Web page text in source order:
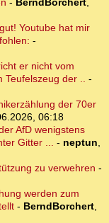
- BerndBorchert,
Youtube hat mir
-
er nicht vom
Teufelszeug der .. -
der 70er
06:18
AfD wenigstens
Gitter ... - neptun,
zu verwehren -
werden zum
- BerndBorchert,